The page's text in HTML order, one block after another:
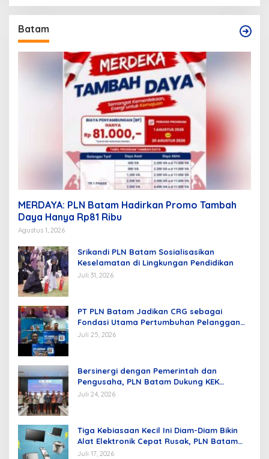
Batam
MERDAYA: PLN Batam Hadirkan Promo Tambah
Daya Hanya Rp81 Ribu
Agustus 1, 2026
Srikandi PLN Batam Sosialisasikan
Keselamatan di Lingkungan Pendidikan
Juli 31, 2026
PT PLN Batam Jadikan CRG sebagai
Fondasi Utama Pertumbuhan Pelanggan
dan Pembangunan Infrastruktur
Juli 25, 2026
Bersinergi dengan Pemerintah dan
Pengusaha, PLN Batam Dukung KEK
Tanjung Sauh sebagai Hub Energi Baru
Juli 24, 2026
Tiga Kebiasaan Kecil Ini Diam-Diam Bikin
Alat Elektronik Cepat Rusak, PLN Batam
Berikan Tips Mengatasinya
Juli 17, 2026